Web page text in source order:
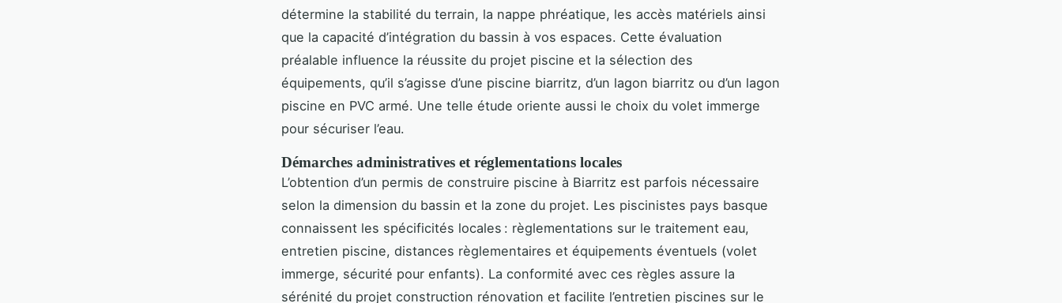
détermine la stabilité du terrain, la nappe phréatique, les accès matériels ainsi
que la capacité d’intégration du bassin à vos espaces. Cette évaluation
préalable influence la réussite du projet piscine et la sélection des
équipements, qu’il s’agisse d’une piscine biarritz, d’un lagon biarritz ou d’un lagon
piscine en PVC armé. Une telle étude oriente aussi le choix du volet immerge
pour sécuriser l’eau.
Démarches administratives et réglementations locales
L’obtention d’un permis de construire piscine à Biarritz est parfois nécessaire
selon la dimension du bassin et la zone du projet. Les piscinistes pays basque
connaissent les spécificités locales : règlementations sur le traitement eau,
entretien piscine, distances règlementaires et équipements éventuels (volet
immerge, sécurité pour enfants). La conformité avec ces règles assure la
sérénité du projet construction rénovation et facilite l’entretien piscines sur le